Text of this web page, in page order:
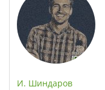
И. Шиндаров